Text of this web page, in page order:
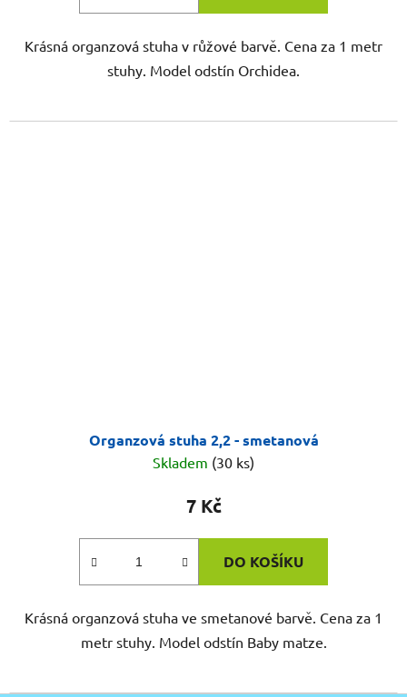
Krásná organzová stuha v růžové barvě. Cena za 1 metr
stuhy. Model odstín Orchidea.
Organzová stuha 2,2 - smetanová
Skladem (30 ks)
7 Kč
DO KOŠÍKU
Krásná organzová stuha ve smetanové barvě. Cena za 1
metr stuhy. Model odstín Baby matze.